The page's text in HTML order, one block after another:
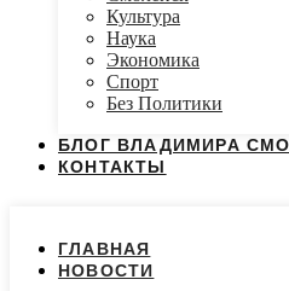
Культура
Наука
Экономика
Спорт
Без Политики
БЛОГ ВЛАДИМИРА
КОНТАКТЫ
ГЛАВНАЯ
НОВОСТИ